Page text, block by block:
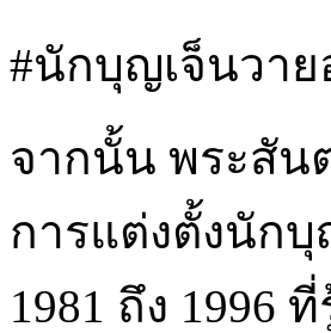
#นักบุญเจ็นวาย
จากนั้น พระสัน
การแต่งตั้งนักบุ
1981 ถึง 1996